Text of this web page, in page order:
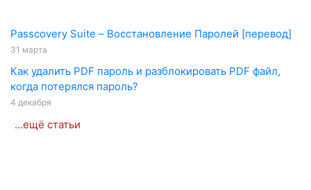
Passcovery Suite – Восстановление Паролей [перевод]
31 марта
Как удалить PDF пароль и разблокировать PDF файл,
когда потерялся пароль?
4 декабря
…ещё статьи